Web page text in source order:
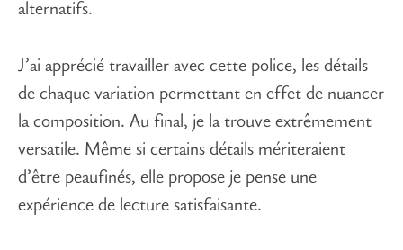
alternatifs.
J’ai apprécié travailler avec cette police, les détails
de chaque variation permettant en effet de nuancer
la composition. Au final, je la trouve extrêmement
versatile. Même si certains détails mériteraient
d’être peaufinés, elle propose je pense une
expérience de lecture satisfaisante.